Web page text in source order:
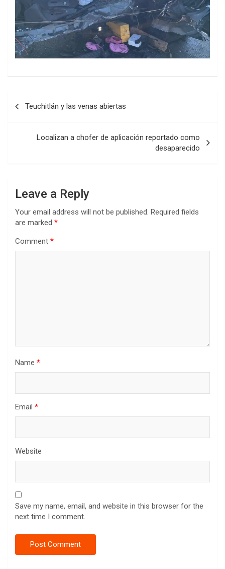
navigation
Teuchitlán y las venas abiertas
Localizan a chofer de aplicación reportado como
desaparecido
Leave a Reply
Your email address will not be published. Required fields
are marked *
Comment *
Name *
Email *
Website
Save my name, email, and website in this browser for the
next time I comment.